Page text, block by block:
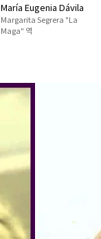
María Eugenia Dávila
Margarita Segrera "La
Maga" 역